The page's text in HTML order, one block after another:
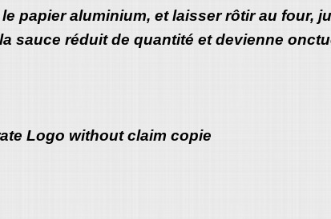
papier aluminium, et laisser rôtir au four,
la sauce réduit de quantité et devienne